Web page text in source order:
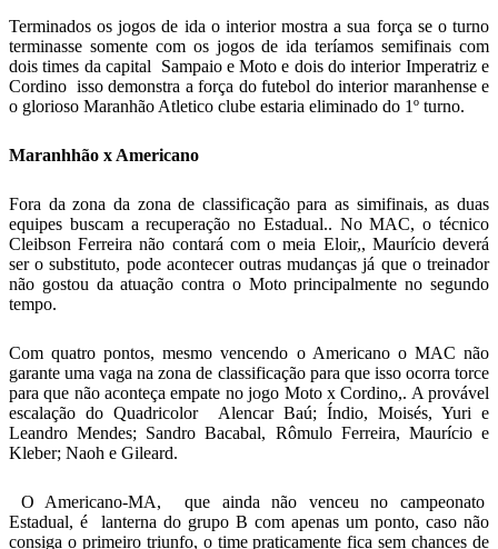
Terminados os jogos de ida o interior mostra a sua força se o turno
terminasse somente com os jogos de ida teríamos semifinais com
dois times da capital Sampaio e Moto e dois do interior Imperatriz e
Cordino isso demonstra a força do futebol do interior maranhense e
o glorioso Maranhão Atletico clube estaria eliminado do 1º turno.
Maranhhão x Americano
Fora da zona da zona de classificação para as simifinais, as duas
equipes buscam a recuperação no Estadual.. No MAC, o técnico
Cleibson Ferreira não contará com o meia Eloir,, Maurício deverá
ser o substituto, pode acontecer outras mudanças já que o treinador
não gostou da atuação contra o Moto principalmente no segundo
tempo.
Com quatro pontos, mesmo vencendo o Americano o MAC não
garante uma vaga na zona de classificação para que isso ocorra torce
para que não aconteça empate no jogo Moto x Cordino,. A provável
escalação do Quadricolor Alencar Baú; Índio, Moisés, Yuri e
Leandro Mendes; Sandro Bacabal, Rômulo Ferreira, Maurício e
Kleber; Naoh e Gileard.
O Americano-MA, que ainda não venceu no campeonato
Estadual, é lanterna do grupo B com apenas um ponto, caso não
consiga o primeiro triunfo, o time praticamente fica sem chances de